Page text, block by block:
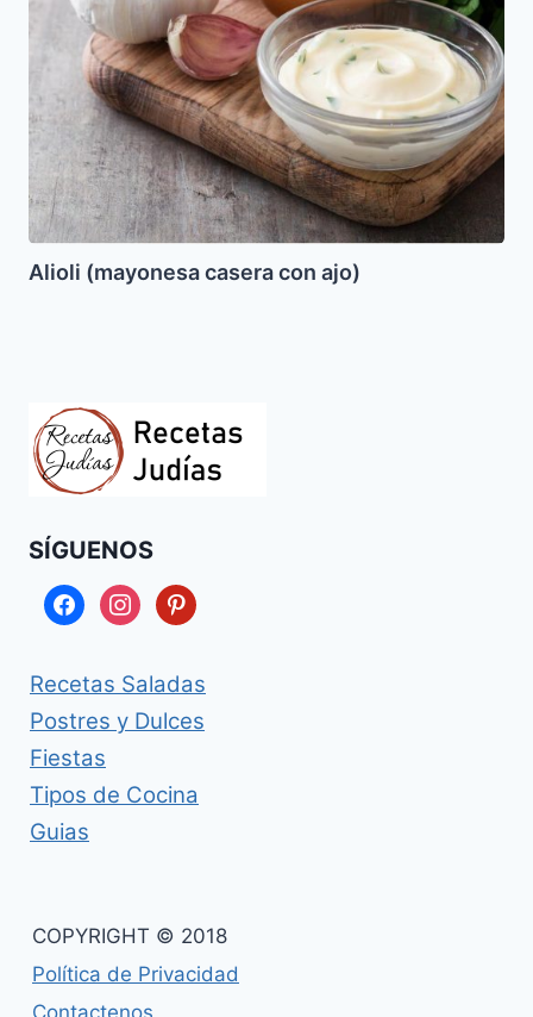
Alioli (mayonesa casera con ajo)
SÍGUENOS
facebookinstagrampinterest
Recetas Saladas
Postres y Dulces
Fiestas
Tipos de Cocina
Guias
COPYRIGHT © 2018
Política de Privacidad
Contactenos